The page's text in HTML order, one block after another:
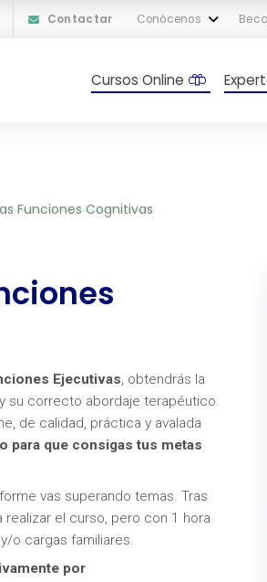
Contactar Conócenos
Cursos Online
Funciones Cognitivas
Ejecutivas, obtendrás la
su correcto abordaje terapéutico.
de calidad, práctica y avalada
para que consigas tus metas
vas superando temas. Tras
el curso, pero con 1 hora
o cargas familiares.
por